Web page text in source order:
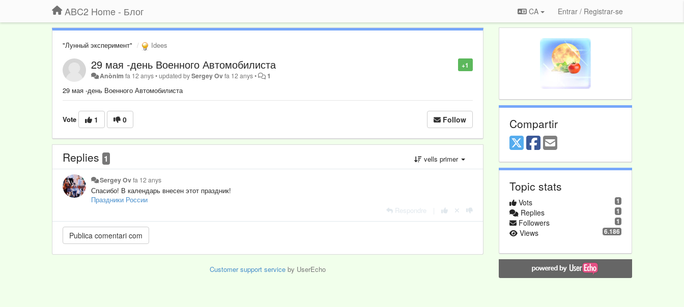
ABC2 Home - Блог CA Entrar / Registrar-se
"Лунный эксперимент" Idees
+1
29 мая -день Военного Автомобилиста
Anònim fa 12 anys•updated bySergey Ovfa 12 anys• 1
29 мая -день Военного Автомобилиста
Vote 1 0 Follow
Replies 1 vells primer
Sergey Ovfa 12 anys
Спасибо! В календарь внесен этот праздник!
Праздники России
Respondre
Customer support serviceby UserEcho
Compartir
Topic stats
1
Vots
1
Replies
1
Followers
6.186
Views